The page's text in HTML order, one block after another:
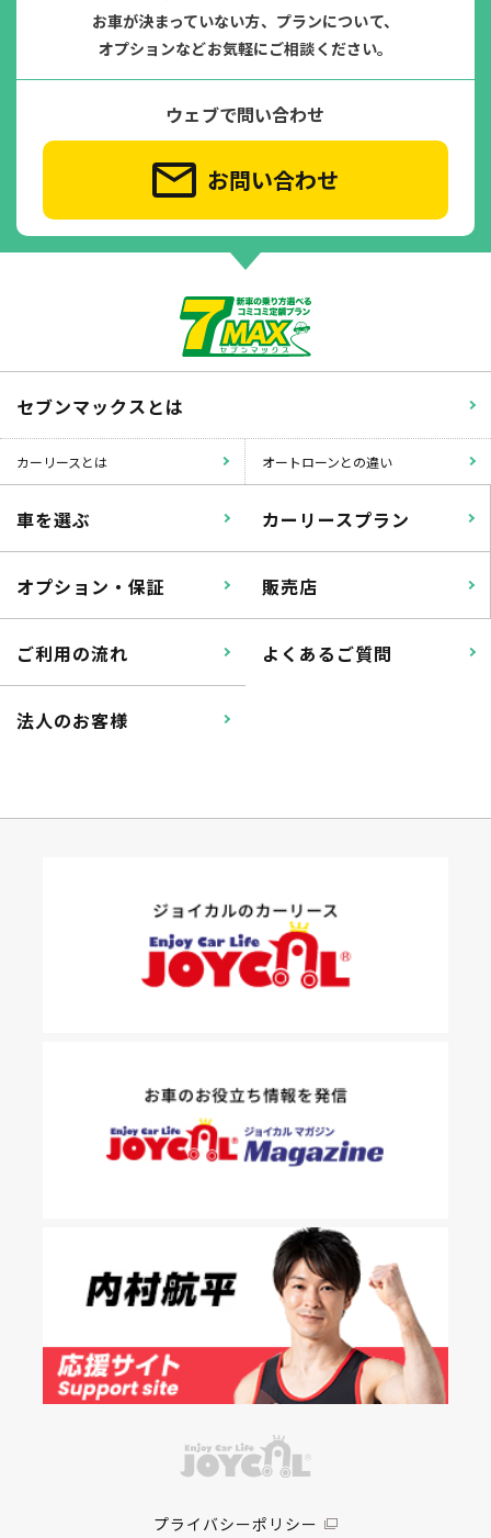
お車が決まっていない方、プランについて、
オプションなどお気軽にご相談ください。
ウェブで問い合わせ
お問い合わせ
セブンマックスとは
カーリースとは オートローンとの違い
車を選ぶ カーリースプラン
オプション・保証 販売店
ご利用の流れ よくあるご質問
法人のお客様
プライバシーポリシー